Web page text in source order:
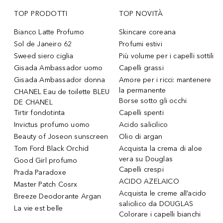
TOP PRODOTTI
Bianco Latte Profumo
Sol de Janeiro 62
Sweed siero ciglia
Gisada Ambassador uomo
Gisada Ambassador donna
CHANEL Eau de toilette BLEU
DE CHANEL
Tirtir fondotinta
Invictus profumo uomo
Beauty of Joseon sunscreen
Tom Ford Black Orchid
Good Girl profumo
Prada Paradoxe
Master Patch Cosrx
Breeze Deodorante Argan
La vie est belle
TOP NOVITÀ
Skincare coreana
Profumi estivi
Più volume per i capelli sottili
Capelli grassi
Amore per i ricci: mantenere
la permanente
Borse sotto gli occhi
Capelli spenti
Acido salicilico
Olio di argan
Acquista la crema di aloe
vera su Douglas
Capelli crespi
ACIDO AZELAICO
Acquista le creme all’acido
salicilico da DOUGLAS
Colorare i capelli bianchi